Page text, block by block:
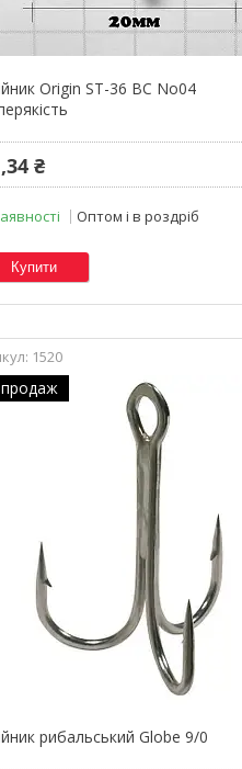
Origin ST-36 BC No04
₴
Оптом і в роздріб
Купити
1520
рибальський Globe 9/0